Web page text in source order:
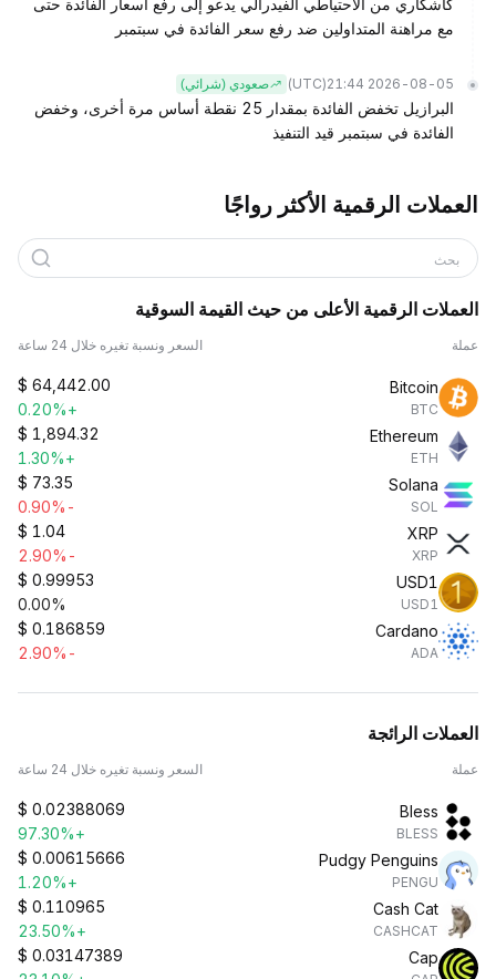
كاشكاري من الاحتياطي الفيدرالي يدعو إلى رفع أسعار الفائدة حتى
مع مراهنة المتداولين ضد رفع سعر الفائدة في سبتمبر
2026-08-05 21:44
(UTC) صعودي (شرائي)
البرازيل تخفض الفائدة بمقدار 25 نقطة أساس مرة أخرى، وخفض
الفائدة في سبتمبر قيد التنفيذ
العملات الرقمية الأكثر رواجًا
بحث
العملات الرقمية الأعلى من حيث القيمة السوقية
عملة السعر ونسبة تغيره خلال 24 ساعة
Bitcoin
BTC
$ 64,442.00
+0.20%
Ethereum
ETH
$ 1,894.32
+1.30%
Solana
SOL
$ 73.35
-0.90%
XRP
XRP
$ 1.04
-2.90%
USD1
USD1
$ 0.99953
0.00%
Cardano
ADA
$ 0.186859
-2.90%
العملات الرائجة
عملة السعر ونسبة تغيره خلال 24 ساعة
Bless
BLESS
$ 0.02388069
+97.30%
Pudgy Penguins
PENGU
$ 0.00615666
+1.20%
Cash Cat
CASHCAT
$ 0.110965
+23.50%
Cap
$ 0.03147389